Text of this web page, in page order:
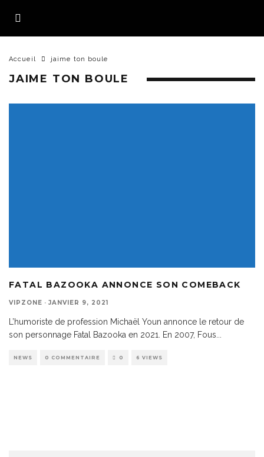
Accueil jaime ton boule
JAIME TON BOULE
FATAL BAZOOKA ANNONCE SON COMEBACK
VIPZONE · JANVIER 9, 2021
L’humoriste de profession Michaël Youn annonce le retour de
son personnage Fatal Bazooka en 2021. En 2007, Fous
NEWS 0 COMMENTAIRE 0 6 VIEWS